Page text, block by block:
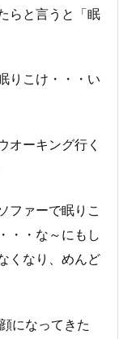
らと言うと「眠
りこけ・・・い
オーキング行く
ファーで眠りこ
・・な～にもし
くなり、めんど
になってきた